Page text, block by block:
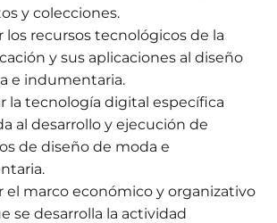
y colecciones.
los recursos tecnológicos de la
y sus aplicaciones al diseño
e indumentaria.
la tecnología digital específica
al desarrollo y ejecución de
de diseño de moda e
el marco económico y organizativo
se desarrolla la actividad